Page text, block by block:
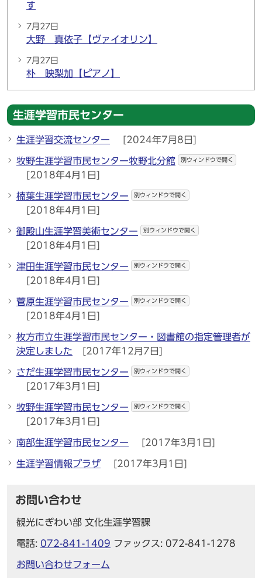
す
7月27日
大野 真依子【ヴァイオリン】
7月27日
朴 映梨加【ピアノ】
生涯学習市民センター
生涯学習交流センター [2024年7月8日]
牧野生涯学習市民センター牧野北分館 別ウィンドウで開く
[2018年4月1日]
楠葉生涯学習市民センター 別ウィンドウで開く
[2018年4月1日]
御殿山生涯学習美術センター 別ウィンドウで開く
[2018年4月1日]
津田生涯学習市民センター 別ウィンドウで開く
[2018年4月1日]
菅原生涯学習市民センター 別ウィンドウで開く
[2018年4月1日]
枚方市立生涯学習市民センター・図書館の指定管理者が
決定しました
[2017年12月7日]
さだ生涯学習市民センター 別ウィンドウで開く
[2017年3月1日]
牧野生涯学習市民センター 別ウィンドウで開く
[2017年3月1日]
南部生涯学習市民センター [2017年3月1日]
生涯学習情報プラザ [2017年3月1日]
お問い合わせ
観光にぎわい部 文化生涯学習課
電話: 072-841-1409 ファックス: 072-841-1278
お問い合わせフォーム